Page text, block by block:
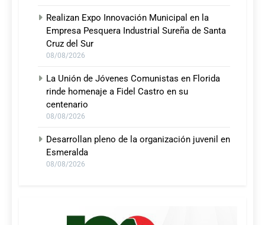
Realizan Expo Innovación Municipal en la
Empresa Pesquera Industrial Sureña de Santa
Cruz del Sur
08/08/2026
La Unión de Jóvenes Comunistas en Florida
rinde homenaje a Fidel Castro en su
centenario
08/08/2026
Desarrollan pleno de la organización juvenil en
Esmeralda
08/08/2026